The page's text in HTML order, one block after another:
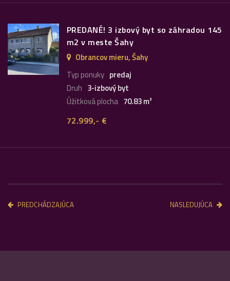
PREDANÉ! 3 izbový byt so záhradou 145
m2 v meste Šahy
Obrancov mieru, Šahy
Typ ponuky predaj
Druh 3-izbový byt
Úžitková plocha 70.83 m²
72.999,- €
PREDCHÁDZAJÚCA NASLEDUJÚCA